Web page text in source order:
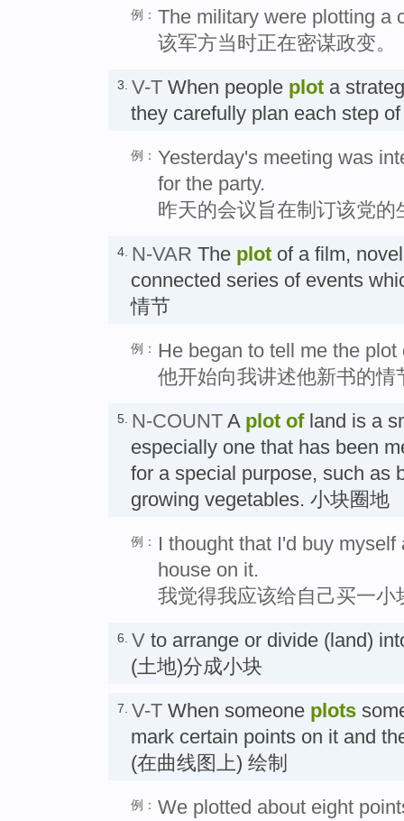
例： The military were plotting a
该军方当时正在密谋政变。
3. V-T When people plot a
they carefully plan each step
例： Yesterday's meeting was
for the party.
昨天的会议旨在制订该党的
4. N-VAR The plot of a film,
connected series of events
情节
例： He began to tell me the
他开始向我讲述他新书的情
5. N-COUNT A plot ofland is a
especially one that has been
for a special purpose, such as
growing vegetables. 小块圈地
例：
I thought that I'd buy
house on it.
我觉得我应该给自己买一
6. V to arrange or divide (land)
(土地)分成小块
7. V-T When someone plots
mark certain points on it and
(在曲线图上) 绘制
例： We plotted about eight